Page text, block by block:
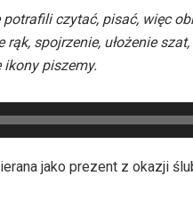
czytać, pisać, więc
rąk, spojrzenie, ułożenie
piszemy.
jako prezent z okazji